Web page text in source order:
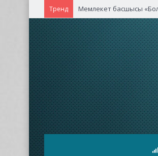
Тренд Қасым-Жомарт Тоқаев